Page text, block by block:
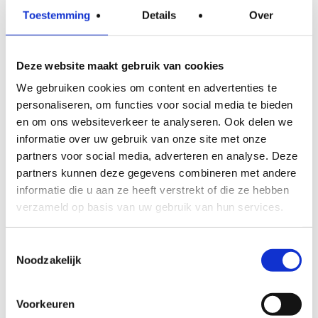
Toestemming Details Over
Deze website maakt gebruik van cookies
We gebruiken cookies om content en advertenties te
personaliseren, om functies voor social media te bieden
en om ons websiteverkeer te analyseren. Ook delen we
informatie over uw gebruik van onze site met onze
partners voor social media, adverteren en analyse. Deze
partners kunnen deze gegevens combineren met andere
informatie die u aan ze heeft verstrekt of die ze hebben
verzameld op basis van uw gebruik van hun services.
Noodzakelijk
Voorkeuren
Vloerisolatie en kruipruimte-isolatie zijn
onderzijde van de woning. Bij vloerisolatie
wordt isolatiemateriaal aangebracht tegen
de onderkant van de vloerconstructie,
inclusief de funderingsranden. Bij
kruipruimte-isolatie wordt de bodem van
de kruipruimte geïsoleerd en soms ook de
wanden, zodat de kruipruimte zelf minder
grotendeels af van de hoogte van de